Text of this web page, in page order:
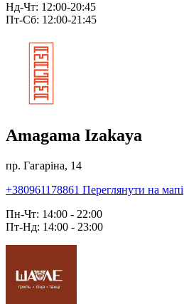
Нд-Чт: 12:00-20:45
Пт-Сб: 12:00-21:45
Amagama Izakaya
пр. Гагаріна, 14
+380961178861 Переглянути на мапі
Пн-Чт: 14:00 - 22:00
Пт-Нд: 14:00 - 23:00